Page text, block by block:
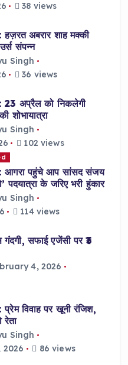
38 views
अबरार शाह मक्की
संपन्न
Singh
36 views
अप्रैल को निकलेगी
शोभायात्रा
Singh
102 views
पहुंचे आप सांसद संजय
पदयात्रा के जरिए भरी हुंकार
Singh
114 views
सफाई एजेंसी पर ₹3
4, 2026
विवाह पर खूनी रंजिश,
रेता
Singh
86 views